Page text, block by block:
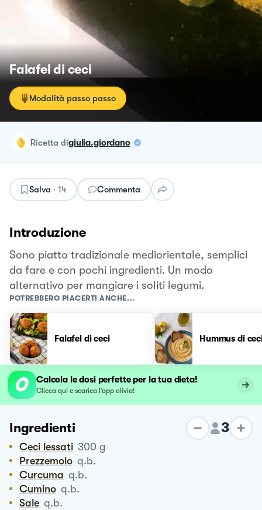
Falafel di ceci
Modalità passo passo
ricetta digiulia.giordano
Salva · 14 Commenta
Introduzione
Sono piatto tradizionale mediorientale, semplici
da fare e con pochi ingredienti. Un modo
alternativo per mangiare i soliti legumi.
POTREBBERO PIACERTI ANCHE...
Falafel di ceci Hummus di
Calcola le dosi perfette per la tua dieta!
Clicca qui e scarica l’app olivia!
Ingredienti 3
Ceci lessati 300 g
Prezzemolo q.b.
Curcuma q.b.
Cumino q.b.
Sale q.b.